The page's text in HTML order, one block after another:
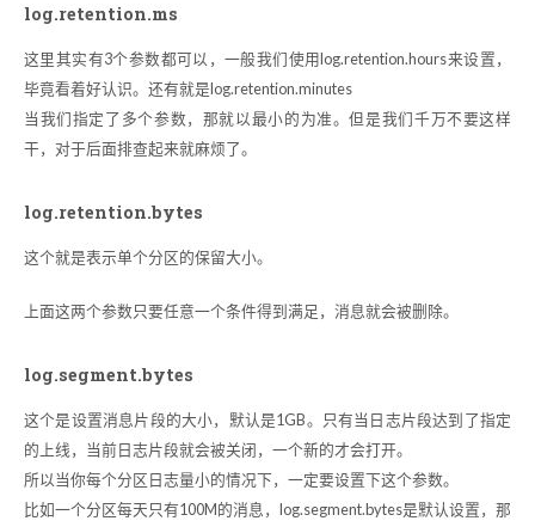
log.retention.ms
这里其实有3个参数都可以，一般我们使用log.retention.hours来设置，
毕竟看着好认识。还有就是log.retention.minutes
当我们指定了多个参数，那就以最小的为准。但是我们千万不要这样
干，对于后面排查起来就麻烦了。
log.retention.bytes
这个就是表示单个分区的保留大小。
上面这两个参数只要任意一个条件得到满足，消息就会被删除。
log.segment.bytes
这个是设置消息片段的大小，默认是1GB。只有当日志片段达到了指定
的上线，当前日志片段就会被关闭，一个新的才会打开。
所以当你每个分区日志量小的情况下，一定要设置下这个参数。
比如一个分区每天只有100M的消息，log.segment.bytes是默认设置，那